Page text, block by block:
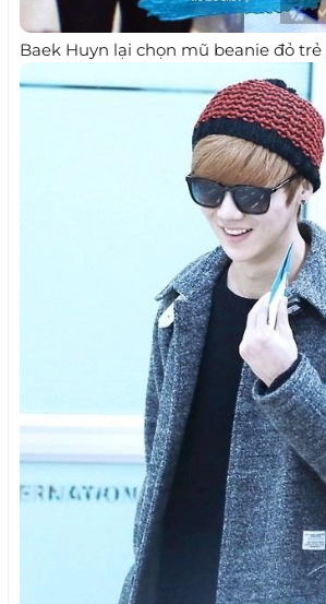
Baek Huyn lại chọn mũ beanie đỏ